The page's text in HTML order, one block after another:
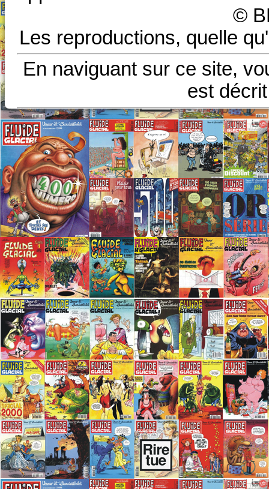
©
Les reproductions, quelle
En naviguant sur ce site,
est